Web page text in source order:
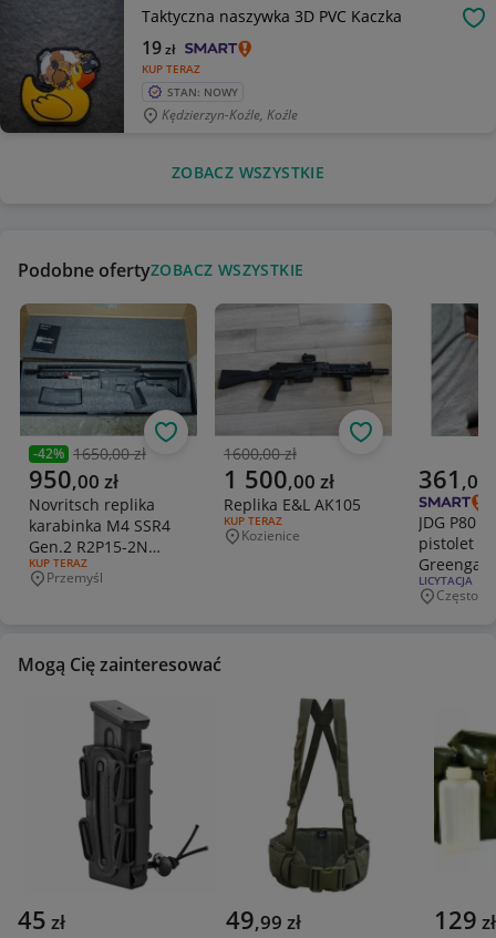
Taktyczna naszywka 3D PVC Kaczka
KUP TERAZ
19zł
STAN: NOWY
Kędzierzyn-Koźle, Koźle
ZOBACZ WSZYSTKIE
Podobne ofertyZOBACZ WSZYSTKIE
Poprzednia cena
-42% 1650,00 zł
Aktualna cena
950,00 zł
Novritsch replika
karabinka M4 SSR4
Gen.2 R2P15-2N
NOWA + dużo
dodatków.
RODZAJ OFERTY:
KUP TERAZ
Miejscowość
Przemyśl
Obserwuj
Poprzednia cena
1600,00 zł
Aktualna cena
1 500,00 zł
Replika E&L AK105
RODZAJ OFERTY:
KUP TERAZ
Miejscowość
Kozienice
Obserwuj
Aktualna
361 ,00
JDG P80
pistolet
Greengas
RODZAJ
LICYTACJA |
Mogą Cię zainteresować
45 zł 49,99 zł 129 zł